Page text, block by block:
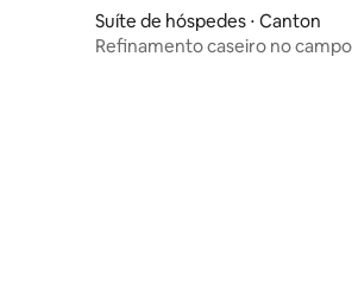
Suíte de hóspedes ⋅ Canton
Refinamento caseiro no campo